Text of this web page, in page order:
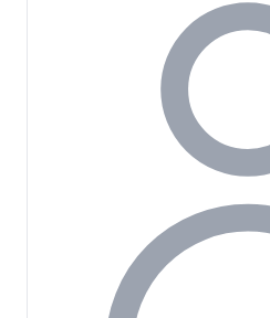
huzurlu anlar geçirebilir veya
diğer kampçılarla
Ahmet Bey, Kapadokya'yı
oluşturma konusunda da
Kapadokya'nın kalbinde yer
Açık Hava Müzesi'ne
peribacalarının eşsiz
görebilirsiniz. Uçhisar Kalesi,
ve Güvercinlik Vadisi gibi